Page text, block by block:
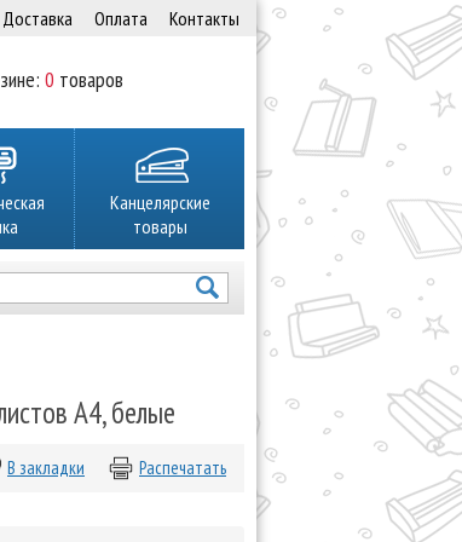
Доставка Оплата Контакты
0 товаров
Канцелярские
товары
А4, белые
Распечатать
В закладки